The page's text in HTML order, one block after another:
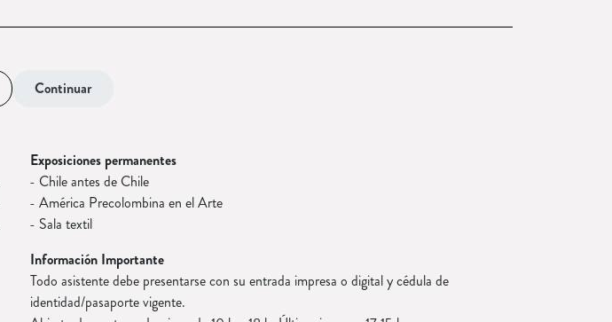
Continuar
Exposiciones permanentes
Chile antes de Chile
América Precolombina en el Arte
Sala textil
Información Importante
Todo asistente debe presentarse con su entrada impresa o digital y cédula de
identidad/pasaporte vigente.